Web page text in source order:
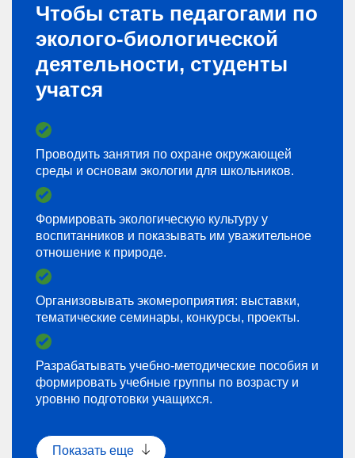
Чтобы стать педагогами по
эколого-биологической
деятельности, студенты
учатся
Проводить занятия по охране окружающей
среды и основам экологии для школьников.
Формировать экологическую культуру у
воспитанников и показывать им уважительное
отношение к природе.
Организовывать экомероприятия: выставки,
тематические семинары, конкурсы, проекты.
Разрабатывать учебно-методические пособия и
формировать учебные группы по возрасту и
уровню подготовки учащихся.
Показать еще